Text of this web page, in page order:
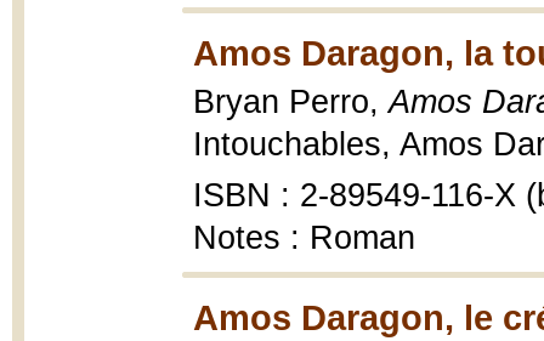
Amos Daragon, la
Bryan Perro,Amos
Intouchables, Amos
ISBN : 2-89549-116-X
Notes : Roman
Amos Daragon, le